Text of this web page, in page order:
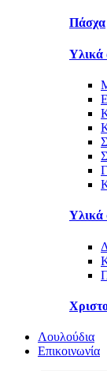
Πάσχα
Υλικά
Υλικά
Λουλούδια
Επικοινωνία